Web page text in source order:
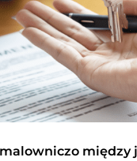
malowniczo